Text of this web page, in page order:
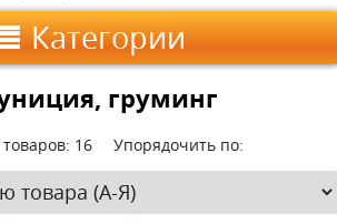
Категории
груминг
16 Упорядочить по: